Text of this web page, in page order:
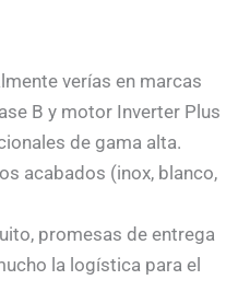
verías en marcas
B y motor Inverter Plus
de gama alta.
acabados (inox, blanco,
promesas de entrega
la logística para el